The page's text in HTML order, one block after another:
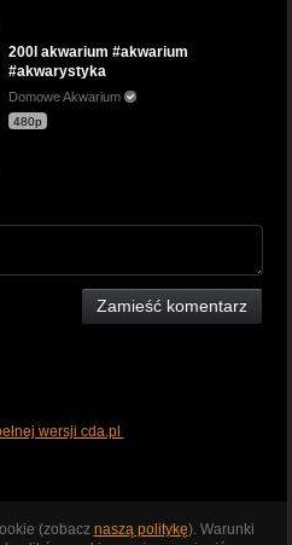
200l akwarium #akwarium
#akwarystyka
Domowe Akwarium
480p
Zamieść komentarz
wersji cda.pl
(zobacz naszą politykę). Warunki